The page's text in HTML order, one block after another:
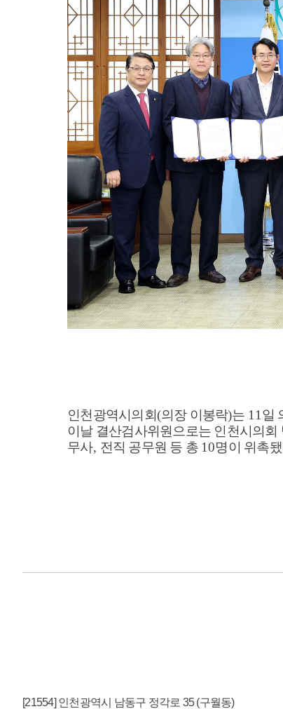
인천광역시의회(의장 이봉락)는 11 일
이날 결산검사위원으로는 인천시의회
무사, 전직 공무원 등 총 10명이 위촉
[21554] 인천광역시 남동구 정각로 35 (구월동)